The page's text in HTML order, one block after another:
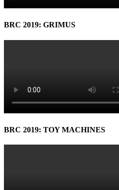
BRC 2019: GRIMUS
BRC 2019: TOY MACHINES